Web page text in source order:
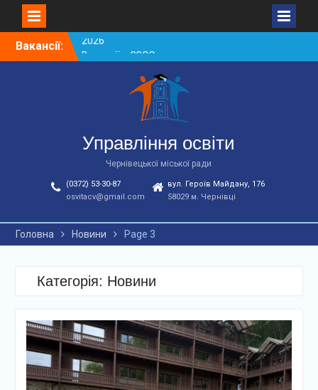
SkipВакансії:
Вакансії ЗЗСО червень
2026
Вакансії у ЗДО та
дошкільних підрозділах
ЗЗСО станом на
01.08.2026 р.
Вакансії ЗЗСО серпень
2026
Управління освіти
Чернівецької міської ради
(0372) 53-30-87
osvitacv@gmail.com
вул. Героїв Майдану, 176
58029 м. Чернівці
Головна Новини Page 3
Категорія: Новини